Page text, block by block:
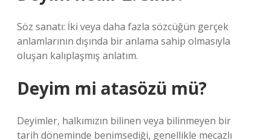
Söz sanatı: İki veya daha fazla sözcüğün gerçek
anlamlarının dışında bir anlama sahip olmasıyla
oluşan kalıplaşmış anlatım.
Deyim mi atasözü mü?
Deyimler, halkımızın bilinen veya bilinmeyen bir
tarih döneminde benimsediği, genellikle mecazlı